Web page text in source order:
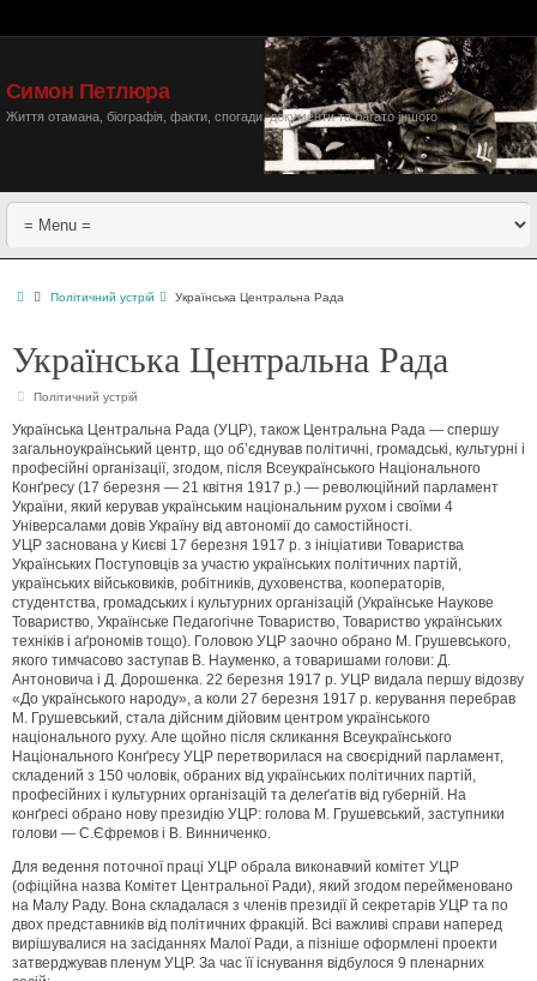
Симон Петлюра
Життя отамана, біографія, факти, спогади, документи та багато іншого
Політичний устрій Українська Центральна Рада
Українська Центральна Рада
Політичний устрій
Українська Центральна Рада (УЦР), також Центральна Рада — спершу
загальноукраїнський центр, що об’єднував політичні, громадські, культурні і
професійні організації, згодом, після Всеукраїнського Національного
Конґресу (17 березня — 21 квітня 1917 р.) — революційний парламент
України, який керував українським національним рухом і своїми 4
Універсалами довів Україну від автономії до самостійності.
УЦР заснована у Києві 17 березня 1917 р. з ініціативи Товариства
Українських Поступовців за участю українських політичних партій,
українських військовиків, робітників, духовенства, кооператорів,
студентства, громадських і культурних організацій (Українське Наукове
Товариство, Українське Педагогічне Товариство, Товариство українських
техніків і аґрономів тощо). Головою УЦР заочно обрано М. Грушевського,
якого тимчасово заступав В. Науменко, а товаришами голови: Д.
Антоновича і Д. Дорошенка. 22 березня 1917 р. УЦР видала першу відозву
«До українського народу», а коли 27 березня 1917 р. керування перебрав
М. Грушевський, стала дійсним дійовим центром українського
національного руху. Але щойно після скликання Всеукраїнського
Національного Конґресу УЦР перетворилася на своєрідний парламент,
складений з 150 чоловік, обраних від українських політичних партій,
професійних і культурних організацій та делеґатів від губерній. На
конґресі обрано нову президію УЦР: голова М. Грушевський, заступники
голови — С.Єфремов і В. Винниченко.
Для ведення поточної праці УЦР обрала виконавчий комітет УЦР
(офіційна назва Комітет Центральної Ради), який згодом перейменовано
на Малу Раду. Вона складалася з членів президії й секретарів УЦР та по
двох представників від політичних фракцій. Всі важливі справи наперед
вирішувалися на засіданнях Малої Ради, а пізніше оформлені проекти
затверджував пленум УЦР. За час її існування відбулося 9 пленарних